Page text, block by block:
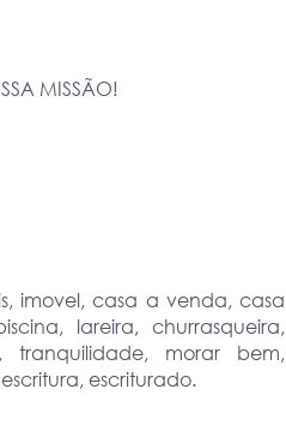
MISSÃO!
imovel, casa a venda, casa
lareira, churrasqueira,
morar bem,
escriturado.